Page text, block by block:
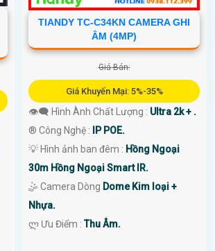
TIANDY TC-C34KN CAMERA GHI
ÂM (4MP)
Giá Bán:
Giá Khuyến Mại: 5%-35%
👁️‍🗨 Hình Ành Chất Lượng : Ultra 2k + .
®️ Công Nghệ :
IP POE.
💡 Hình ảnh ban đêm : Hồng Ngoại
30m Hồng Ngoại Smart IR.
🤹 Camera Dòng Dome Kim loại +
Nhựa.
️ლ Ưu Điểm :Thu Âm.